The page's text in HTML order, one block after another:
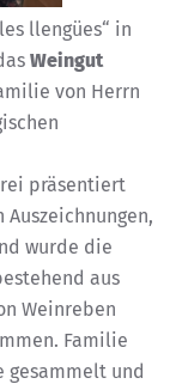
llengües“ in
Weingut
von Herrn
präsentiert
wurde die
aus
Weinreben
Familie
gesammelt und